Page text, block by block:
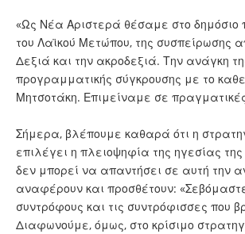
«Ως Νέα Αριστερά θέσαμε στο δημόσιο
του Λαϊκού Μετώπου, της συσπείρωσης
Δεξιά και την ακροδεξιά. Την ανάγκη
προγραμματικής σύγκρουσης με το
Μητσοτάκη. Επιμείναμε σε
Σήμερα, βλέπουμε καθαρά ότι η
επιλέγει η πλειοψηφία της ηγεσίας
δεν μπορεί να απαντήσει σε αυτή την
αναφέρουν και προσθέτουν:
συντρόφους και τις συντρόφισσες που
Διαφωνούμε, όμως, στο κρίσιμο